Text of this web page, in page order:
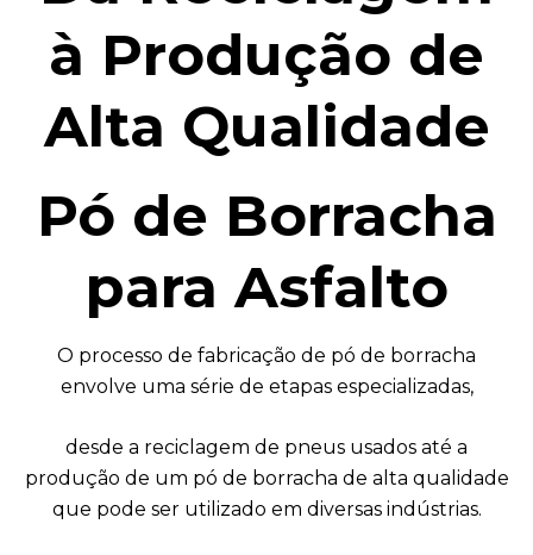
à Produção de
Alta Qualidade
Pó de Borracha
para Asfalto
O processo de fabricação de pó de borracha
envolve uma série de etapas especializadas,
desde a reciclagem de pneus usados até a
produção de um pó de borracha de alta qualidade
que pode ser utilizado em diversas indústrias.